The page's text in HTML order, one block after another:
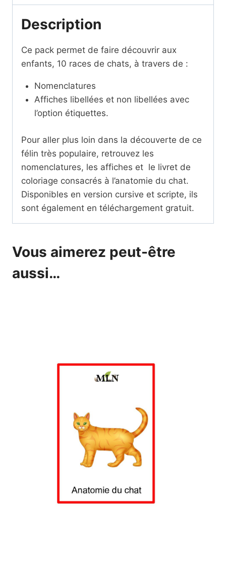
chats
SCRIPT
Description
Ce pack permet de faire découvrir aux
enfants, 10 races de chats, à travers de :
Nomenclatures
Affiches libellées et non libellées avec
l’option étiquettes.
Pour aller plus loin dans la découverte de ce
félin très populaire, retrouvez les
nomenclatures, les affiches et le livret de
coloriage consacrés à l’anatomie du chat.
Disponibles en version cursive et scripte, ils
sont également en téléchargement gratuit.
Vous aimerez peut-être
aussi…